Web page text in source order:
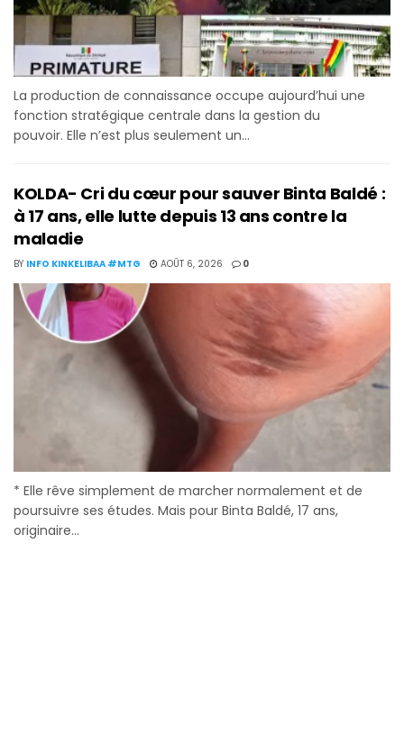
La production de connaissance occupe aujourd’hui une
fonction stratégique centrale dans la gestion du
pouvoir. Elle n’est plus seulement un...
KOLDA- Cri du cœur pour sauver Binta Baldé :
à 17 ans, elle lutte depuis 13 ans contre la
maladie
BY INFO KINKELIBAA #MTG AOÛT 6, 2026 0
* Elle rêve simplement de marcher normalement et de
poursuivre ses études. Mais pour Binta Baldé, 17 ans,
originaire...